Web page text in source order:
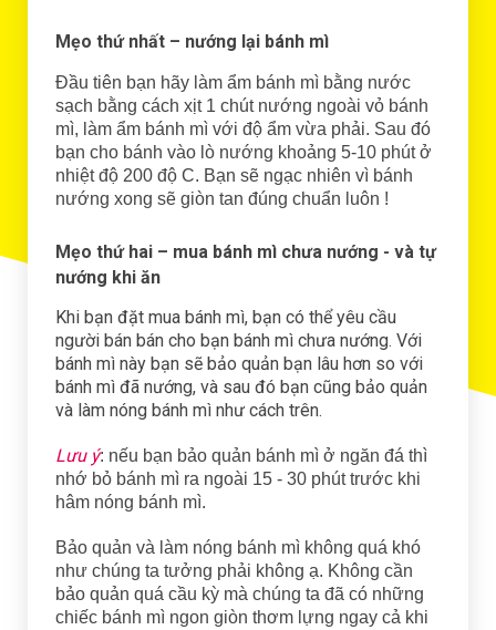
Mẹo thứ nhất – nướng lại bánh mì
Đầu tiên bạn hãy làm ẩm bánh mì bằng nước
sạch bằng cách xịt 1 chút nướng ngoài vỏ bánh
mì, làm ẩm bánh mì với độ ẩm vừa phải. Sau đó
bạn cho bánh vào lò nướng khoảng 5-10 phút ở
nhiệt độ 200 độ C. Bạn sẽ ngạc nhiên vì bánh
nướng xong sẽ giòn tan đúng chuẩn luôn !
Mẹo thứ hai – mua bánh mì chưa nướng - và tự
nướng khi ăn
Khi bạn đặt mua bánh mì, bạn có thể yêu cầu
người bán bán cho bạn bánh mì chưa nướng. Với
bánh mì này bạn sẽ bảo quản bạn lâu hơn so với
bánh mì đã nướng, và sau đó bạn cũng bảo quản
và làm nóng bánh mì như cách trên.
Lưu ý: nếu bạn bảo quản bánh mì ở ngăn đá thì
nhớ bỏ bánh mì ra ngoài 15 - 30 phút trước khi
hâm nóng bánh mì.
Bảo quản và làm nóng bánh mì không quá khó
như chúng ta tưởng phải không ạ. Không cần
bảo quản quá cầu kỳ mà chúng ta đã có những
chiếc bánh mì ngon giòn thơm lựng ngay cả khi